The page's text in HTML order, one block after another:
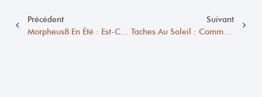
Précédent
Morpheus8 En Été : Est-Ce Possible Sans Risque ?
Suivant
Taches Au Soleil : Comment Les Prévenir Et Les Traiter Efficacement ?